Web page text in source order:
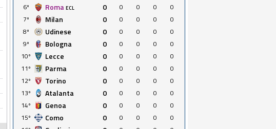
6º
Roma ECL 0 0 0 0
0
7º
Milan 0 0 0 0
0
8º
Udinese 0 0 0 0
0
9º
Bologna 0 0 0 0
0
10º
Lecce 0 0 0 0
0
11º
Parma 0 0 0 0
0
12º
Torino 0 0 0 0
0
13º
Atalanta 0 0 0 0
0
14º
Genoa 0 0 0 0
0
15º
Como 0 0 0 0
0